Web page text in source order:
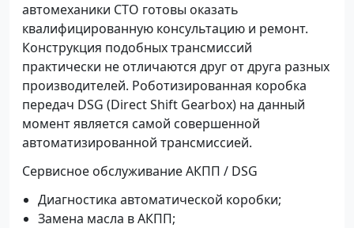
автомеханики СТО готовы оказать
квалифицированную консультацию и ремонт.
Конструкция подобных трансмиссий
практически не отличаются друг от друга разных
производителей. Роботизированная коробка
передач DSG (Direct Shift Gearbox) на данный
момент является самой совершенной
автоматизированной трансмиссией.
Сервисное обслуживание АКПП / DSG
Диагностика автоматической коробки;
Замена масла в АКПП;